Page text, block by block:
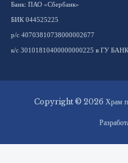
Банк: ПАО «Сбербанк»
БИК 044525225
р/с 40703810738000002677
к/с 30101810400000000225 в ГУ
Copyright © 2026 Храм